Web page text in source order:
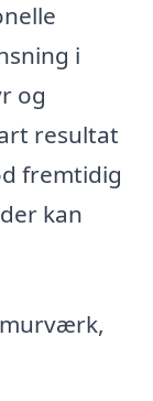
i
og
resultat
fremtidig
kan